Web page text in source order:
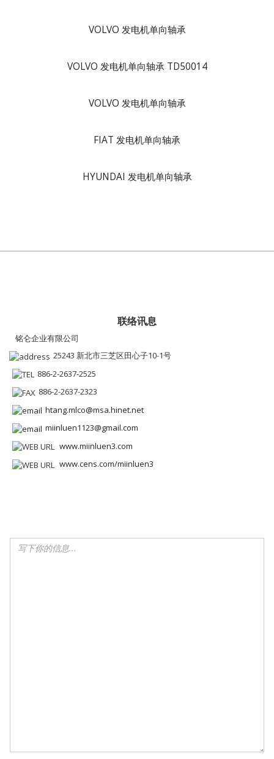
VOLVO 发电机单向轴承
VOLVO 发电机单向轴承 TD50014
VOLVO 发电机单向轴承
FIAT 发电机单向轴承
HYUNDAI 发电机单向轴承
联络讯息
铭仑企业有限公司
25243 新北市三芝区田心子10-1号
886-2-2637-2525
886-2-2637-2323
htang.mlco@msa.hinet.net
miinluen1123@gmail.com
www.miinluen3.com
www.cens.com/miinluen3